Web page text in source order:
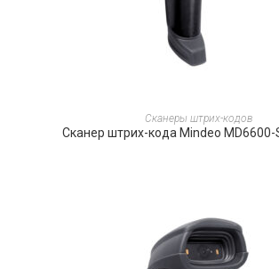
ПОДРОБНЕЕ
Сканеры штрих-кодов
Сканер штрих-кода Mindeo MD6600-